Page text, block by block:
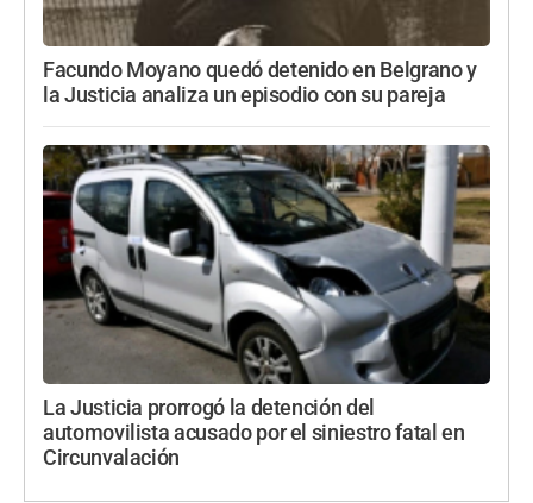
Facundo Moyano quedó detenido en Belgrano y
la Justicia analiza un episodio con su pareja
La Justicia prorrogó la detención del
automovilista acusado por el siniestro fatal en
Circunvalación